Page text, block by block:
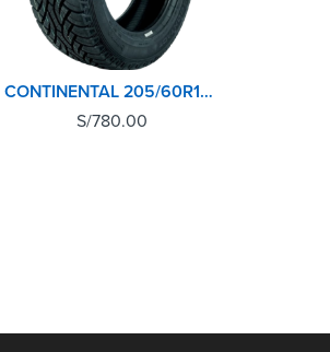
CONTINENTAL 205/60R15 91H CROSSCONTACT AT
S/780.00